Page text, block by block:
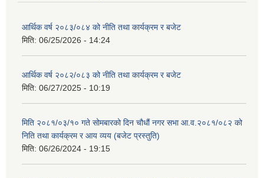
आर्थिक वर्ष २०८३/०८४ को नीति तथा कार्यक्रम र बजेट
मिति: 06/25/2026 - 14:24
आर्थिक वर्ष २०८२/०८३ को नीति तथा कार्यक्रम र बजेट
मिति: 06/27/2025 - 10:19
मिति २०८१/०३/१० गते सोमबारको दिन चौधौं नगर सभा आ.व.२०८१/०८२ को
निति तथा कार्यक्रम र आय व्यय (बजेट प्रस्तुति)
मिति: 06/26/2024 - 19:15